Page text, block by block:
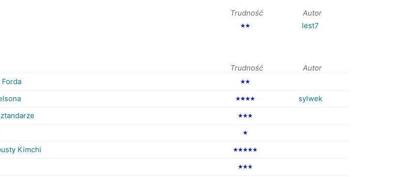
Trudność Autor
★★ lest7
Trudność Autor
★★
★★★★ sylwek
★★★
★
Kimchi ★★★★★
★★★